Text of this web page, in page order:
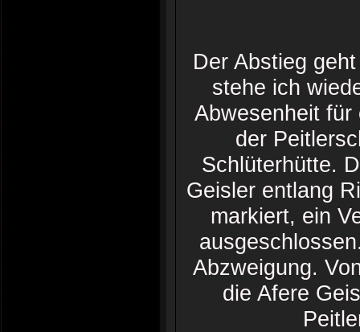
Der Abstieg
stehe ich
Abwesenheit für
der
Schlüterhütte.
Geisler entlang
markiert, ein
Abzweigung.
die Afere